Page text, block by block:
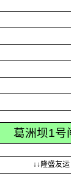
葛洲坝1号
↓↓隆盛友运